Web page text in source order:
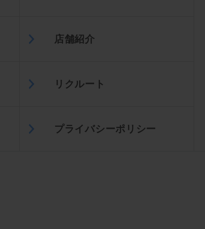
店舗紹介
リクルート
プライバシーポリシー